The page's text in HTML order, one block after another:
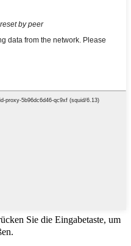
Sie die Eingabetaste, um